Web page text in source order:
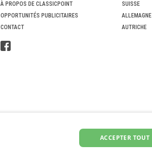
À PROPOS DE CLASSICPOINT
OPPORTUNITÉS PUBLICITAIRES
CONTACT
SUISSE
ALLEMAGNE
AUTRICHE
ACCEPTER TOUT